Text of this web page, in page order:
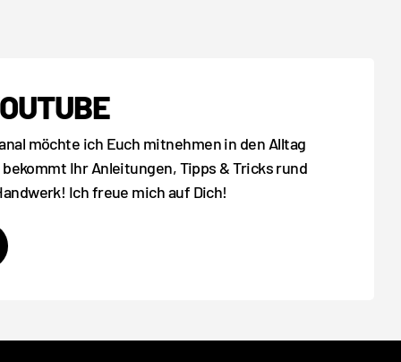
möchte ich Euch mitnehmen in den Alltag
bekommt Ihr Anleitungen, Tipps & Tricks rund
Ich freue mich auf Dich!